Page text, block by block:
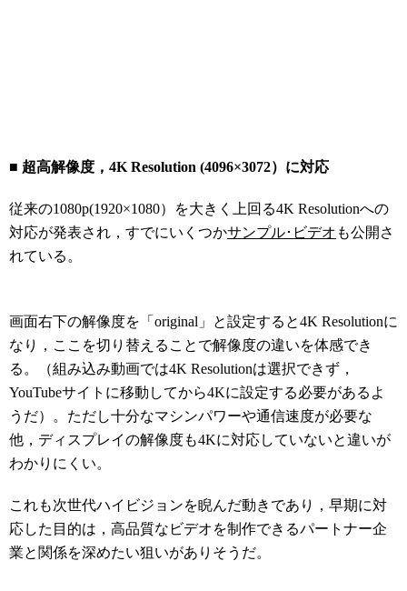
■ 超高解像度，4K Resolution (4096×3072）に対応
従来の1080p(1920×1080）を大きく上回る4K Resolutionへの
対応が発表され，すでにいくつかサンプル･ビデオ も公開さ
れている。
画面右下の解像度を「original」と設定すると4K Resolutionに
なり，ここを切り替えることで解像度の違いを体感でき
る。（組み込み動画では4K Resolutionは選択できず，
YouTubeサイトに移動してから4Kに設定する必要があるよ
うだ）。ただし十分なマシンパワーや通信速度が必要な
他，ディスプレイの解像度も4Kに対応していないと違いが
わかりにくい。
これも次世代ハイビジョンを睨んだ動きであり，早期に対
応した目的は，高品質なビデオを制作できるパートナー企
業と関係を深めたい狙いがありそうだ。